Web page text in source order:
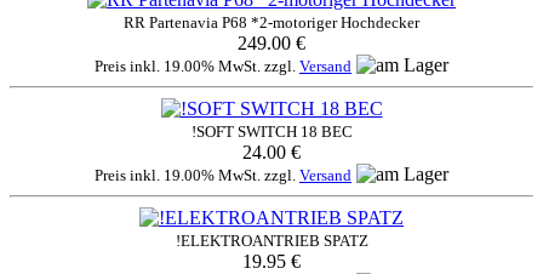
RR Partenavia P68 *2-motoriger Hochdecker
249.00 €
Preis inkl. 19.00% MwSt. zzgl. Versand
!SOFT SWITCH 18 BEC
24.00 €
Preis inkl. 19.00% MwSt. zzgl. Versand
!ELEKTROANTRIEB SPATZ
19.95 €